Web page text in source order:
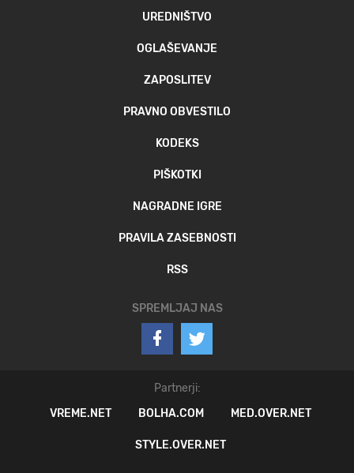
UREDNIŠTVO
OGLAŠEVANJE
ZAPOSLITEV
PRAVNO OBVESTILO
KODEKS
PIŠKOTKI
NAGRADNE IGRE
PRAVILA ZASEBNOSTI
RSS
SPREMLJAJ NAS
Partnerji:
VREME.NET
BOLHA.COM MED.OVER.NET
STYLE.OVER.NET